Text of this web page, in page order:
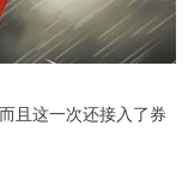
且这一次还接入了券